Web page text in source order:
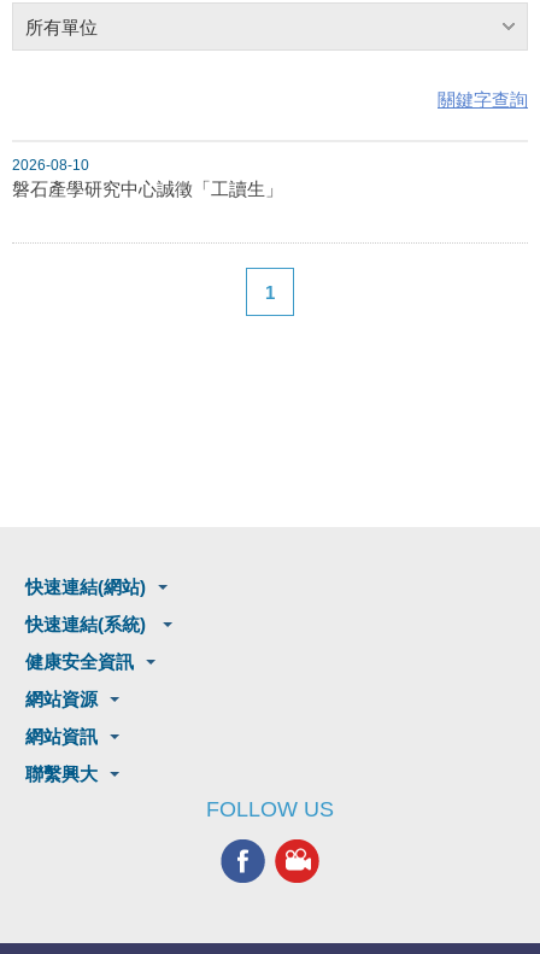
所有單位
關鍵字查詢
2026-08-10
磐石產學研究中心誠徵「工讀生」
1
快速連結(網站)
快速連結(系統)
健康安全資訊
網站資源
網站資訊
聯繫興大
FOLLOW US